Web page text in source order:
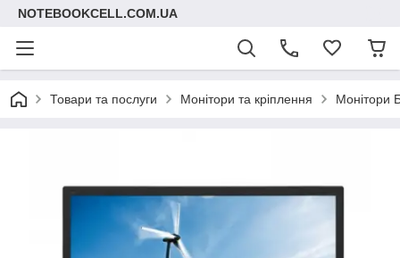
NOTEBOOKCELL.COM.UA
Товари та послуги Монітори та кріплення Монітори